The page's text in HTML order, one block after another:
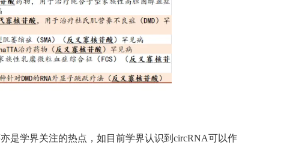
是学界关注的热点，如目前学界认识到circRNA可以作